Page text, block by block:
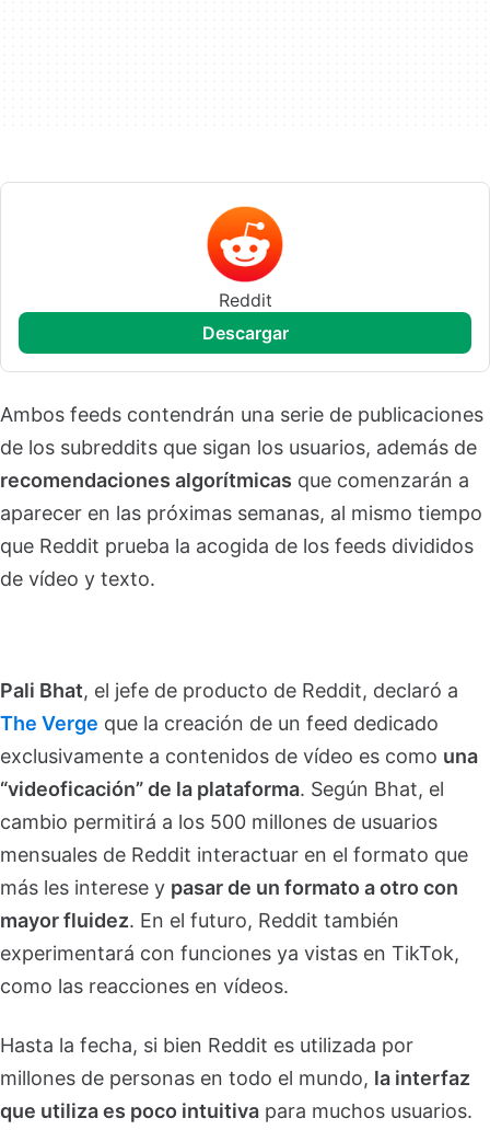
Reddit
descargar
Ambos feeds contendrán una serie de publicaciones
de los subreddits que sigan los usuarios, además de
recomendaciones algorítmicas que comenzarán a
aparecer en las próximas semanas, al mismo tiempo
que Reddit prueba la acogida de los feeds divididos
de vídeo y texto.
Pali Bhat, el jefe de producto de Reddit, declaró a
The Verge que la creación de un feed dedicado
exclusivamente a contenidos de vídeo es como una
“videoficación” de la plataforma. Según Bhat, el
cambio permitirá a los 500 millones de usuarios
mensuales de Reddit interactuar en el formato que
más les interese y pasar de un formato a otro con
mayor fluidez. En el futuro, Reddit también
experimentará con funciones ya vistas en TikTok,
como las reacciones en vídeos.
Hasta la fecha, si bien Reddit es utilizada por
millones de personas en todo el mundo, la interfaz
que utiliza es poco intuitiva para muchos usuarios.